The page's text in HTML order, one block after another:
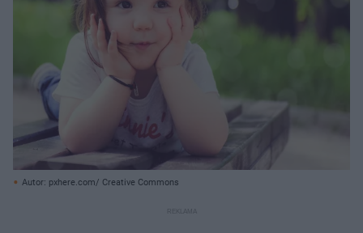
Autor: pxhere.com/ Creative Commons